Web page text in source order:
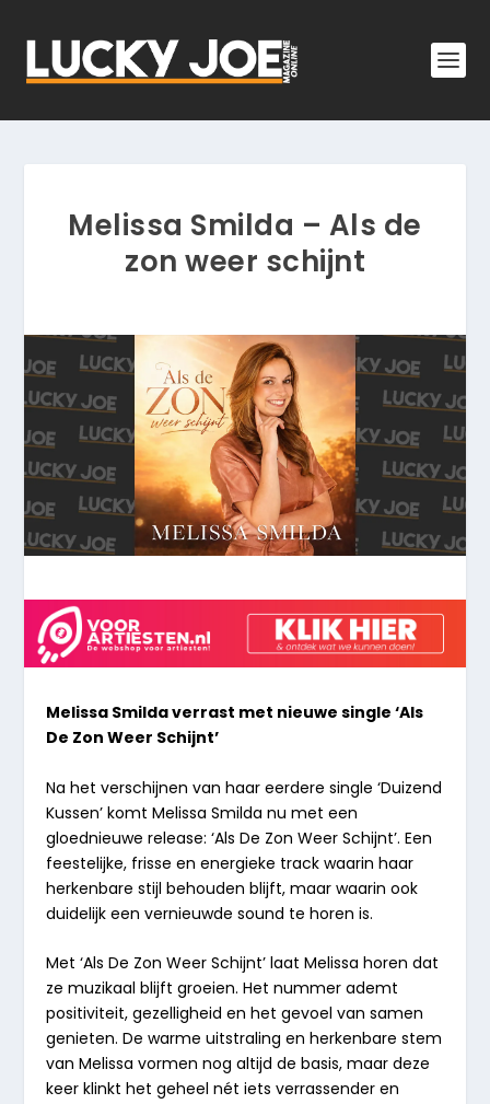
Melissa Smilda – Als de
zon weer schijnt
Melissa Smilda verrast met nieuwe single ‘Als
De Zon Weer Schijnt’
Na het verschijnen van haar eerdere single ‘Duizend
Kussen’ komt Melissa Smilda nu met een
gloednieuwe release: ‘Als De Zon Weer Schijnt’. Een
feestelijke, frisse en energieke track waarin haar
herkenbare stijl behouden blijft, maar waarin ook
duidelijk een vernieuwde sound te horen is.
Met ‘Als De Zon Weer Schijnt’ laat Melissa horen dat
ze muzikaal blijft groeien. Het nummer ademt
positiviteit, gezelligheid en het gevoel van samen
genieten. De warme uitstraling en herkenbare stem
van Melissa vormen nog altijd de basis, maar deze
keer klinkt het geheel nét iets verrassender en